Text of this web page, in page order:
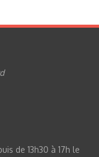
de 13h30 à 17h le